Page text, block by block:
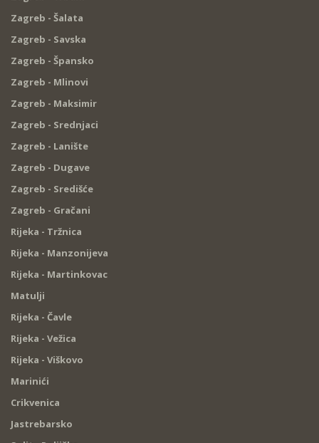
Zagreb - Šalata
Zagreb - Savska
Zagreb - Špansko
Zagreb - Mlinovi
Zagreb - Maksimir
Zagreb - Srednjaci
Zagreb - Lanište
Zagreb - Dugave
Zagreb - Središće
Zagreb - Gračani
Rijeka - Tržnica
Rijeka - Manzonijeva
Rijeka - Martinkovac
Matulji
Rijeka - Čavle
Rijeka - Vežica
Rijeka - Viškovo
Marinići
Crikvenica
Jastrebarsko